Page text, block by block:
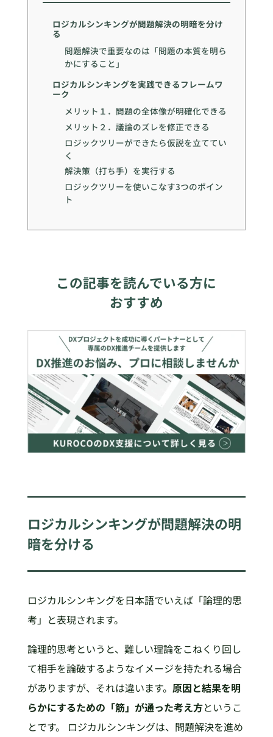
ロジカルシンキングが問題解決の明暗を分け
る
問題解決で重要なのは「問題の本質を明ら
かにすること」
ロジカルシンキングを実践できるフレームワ
ーク
メリット１．問題の全体像が明確化できる
メリット２．議論のズレを修正できる
ロジックツリーができたら仮説を立ててい
く
解決策（打ち手）を実行する
ロジックツリーを使いこなす3つのポイン
ト
この記事を読んでいる方に
おすすめ
ロジカルシンキングが問題解決の明
暗を分ける
ロジカルシンキングを日本語でいえば「論理的思
考」と表現されます。
論理的思考というと、難しい理論をこねくり回し
て相手を論破するようなイメージを持たれる場合
がありますが、それは違います。 原因と結果を明
らかにするための「筋」が通った考え方というこ
とです。 ロジカルシンキングは、問題解決を進め